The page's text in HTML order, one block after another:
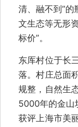
清、融不到”
文生态等无形
标价”。
东厍村位于长
落。村庄总面
规整，自然生
5000年的金山
获评上海市美